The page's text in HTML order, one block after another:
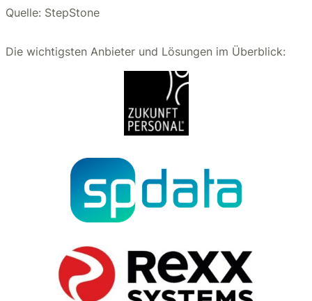
Quelle: StepStone
Die wichtigsten Anbieter und Lösungen im Überblick: